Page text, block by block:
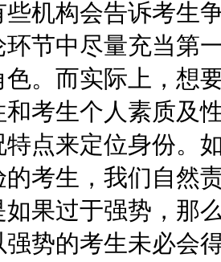
机构会告诉考生
环节中尽量充当第
色。而实际上，想
和考生个人素质及
特点来定位身份。
的考生，我们自然
如果过于强势，那
强势的考生未必会